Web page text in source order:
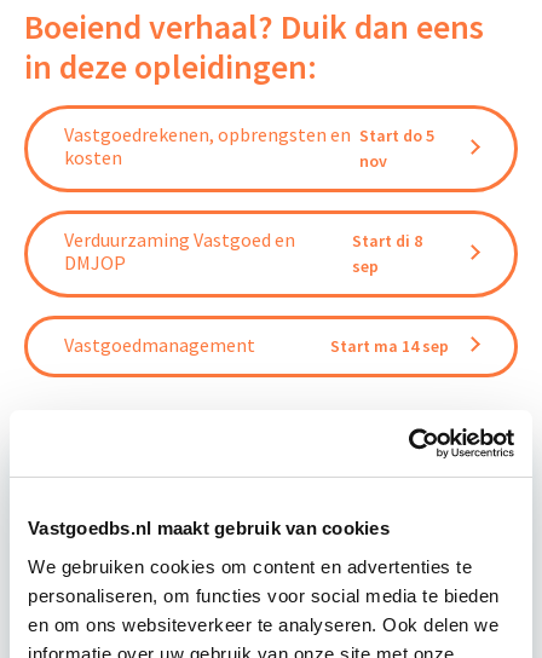
Vastgoedbs.nl maakt gebruik van cookies
We gebruiken cookies om content en advertenties te
personaliseren, om functies voor social media te bieden
en om ons websiteverkeer te analyseren. Ook delen we
informatie over uw gebruik van onze site met onze
Boeiend verhaal? Duik dan eens
in deze opleidingen:
Vastgoedrekenen, opbrengsten en
kosten
Start do 5
nov
Verduurzaming Vastgoed en
DMJOP
Start di 8
sep
Vastgoedmanagement Start ma 14 sep
Business Case voor Vastgoed- &
Projectontwikkeling
Tijdens deze opleiding leer je om integraal